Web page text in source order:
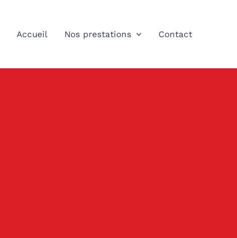
Accueil Nos prestations Contact